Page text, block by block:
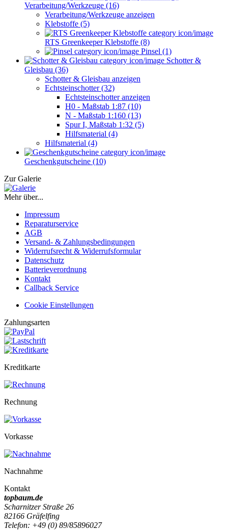
Verarbeitung/Werkzeuge (16)
Verarbeitung/Werkzeuge anzeigen
Klebstoffe (5)
RTS Greenkeeper Klebstoffe (8)
Pinsel (1)
Schotter &
Gleisbau (36)
Schotter & Gleisbau anzeigen
Echtsteinschotter (32)
Echtsteinschotter anzeigen
H0 - Maßstab 1:87 (10)
N - Maßstab 1:160 (13)
Spur I, Maßstab 1:32 (5)
Hilfsmaterial (4)
Hilfsmaterial (4)
Geschenkgutscheine (10)
Zur Galerie
Mehr über...
Impressum
Reparaturservice
AGB
Versand- & Zahlungsbedingungen
Widerrufsrecht & Widerrufsformular
Datenschutz
Batterieverordnung
Kontakt
Callback Service
Cookie Einstellungen
Zahlungsarten
Kreditkarte
Rechnung
Vorkasse
Nachnahme
Kontakt
topbaum.de
Scharnitzer Straße 26
82166 Gräfelfing
Telefon: +49 (0) 89/85896027